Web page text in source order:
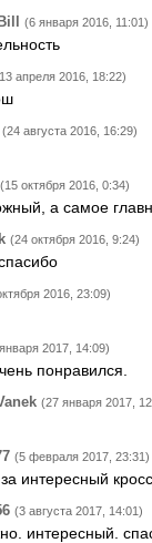
(6 января 2016, 11:01)
апреля 2016, 18:22)
(24 августа 2016, 16:29)
(15 октября 2016, 0:34)
а самое
(24 октября 2016, 9:24)
2016, 23:09)
2017, 14:09)
понравился.
(27 января 2017,
(5 февраля 2017, 23:31)
интересный
(3 августа 2017, 14:01)
интересный.